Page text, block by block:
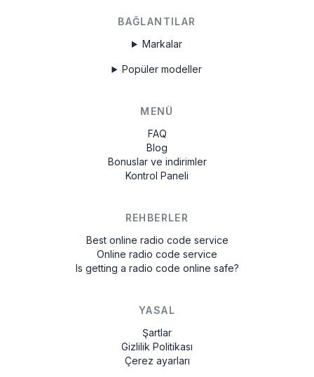
BAĞLANTILAR
Markalar
Popüler modeller
MENÜ
FAQ
Blog
Bonuslar ve indirimler
Kontrol Paneli
REHBERLER
Best online radio code service
Online radio code service
Is getting a radio code online safe?
YASAL
Şartlar
Gizlilik Politikası
Çerez ayarları